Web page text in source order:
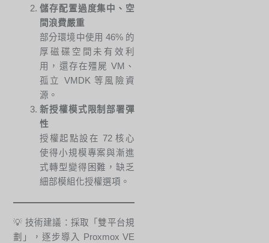
儲存配置過度集中、空
間浪費嚴重
部分環境中使用 46% 的
厚磁碟空間未有效利
用，還存在殭屍 VM、
孤立 VMDK 等風險資
源。
新授權模式限制部署彈
性
授權起點設在 72 核心
使得小規模專案與漸進
式轉型變得困難，缺乏
細部模組化授權選項。
💡 技術建議：採取「雙平台規
劃」，逐步導入 Proxmox VE